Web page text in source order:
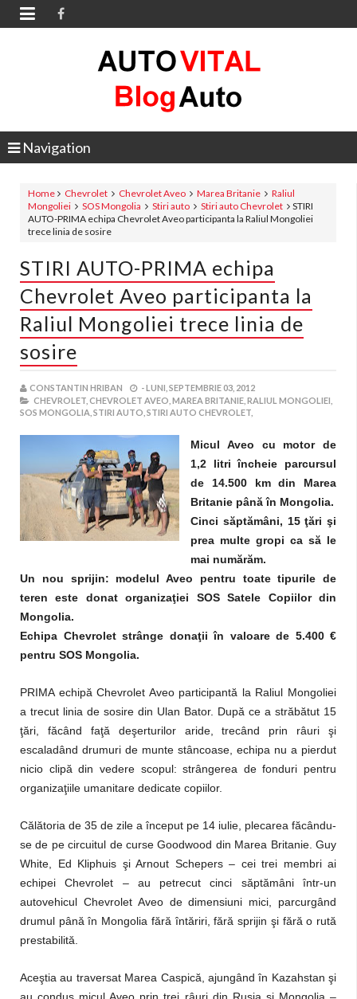

Navigation
Home Chevrolet Chevrolet Aveo Marea Britanie
Raliul
Mongoliei
SOS Mongolia Stiri auto Stiri auto Chevrolet
STIRI
AUTO-PRIMA echipa Chevrolet Aveo participanta la Raliul Mongoliei
trece linia de sosire
STIRI AUTO-PRIMA echipa
Chevrolet Aveo participanta la
Raliul Mongoliei trece linia de
sosire
CONSTANTIN HRIBAN -LUNI, SEPTEMBRIE 03, 2012
CHEVROLET, CHEVROLET AVEO, MAREA BRITANIE, RALIUL MONGOLIEI,
SOS MONGOLIA, STIRI AUTO, STIRI AUTO CHEVROLET,
Micul Aveo cu motor de
1,2 litri încheie parcursul
de 14.500 km din Marea
Britanie până în Mongolia.
Cinci săptămâni, 15 ţări şi
prea multe gropi ca să le
mai numărăm.
Un nou sprijin: modelul Aveo pentru toate tipurile de
teren este donat organizaţiei SOS Satele Copiilor din
Mongolia.
Echipa Chevrolet strânge donaţii în valoare de 5.400 €
pentru SOS Mongolia.
PRIMA echipă Chevrolet Aveo participantă la Raliul Mongoliei
a trecut linia de sosire din Ulan Bator. După ce a străbătut 15
ţări, făcând faţă deşerturilor aride, trecând prin râuri şi
escaladând drumuri de munte stâncoase, echipa nu a pierdut
nicio clipă din vedere scopul: strângerea de fonduri pentru
organizaţiile umanitare dedicate copiilor.
Călătoria de 35 de zile a început pe 14 iulie, plecarea făcându-
se de pe circuitul de curse Goodwood din Marea Britanie. Guy
White, Ed Kliphuis şi Arnout Schepers – cei trei membri ai
echipei Chevrolet – au petrecut cinci săptămâni într-un
autovehicul Chevrolet Aveo de dimensiuni mici, parcurgând
drumul până în Mongolia fără întăriri, fără sprijin şi fără o rută
prestabilită.
Aceştia au traversat Marea Caspică, ajungând în Kazahstan şi